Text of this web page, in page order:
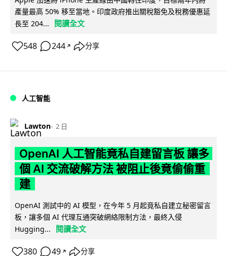
產量最高 50% 移至當地。印度政府推出關稅豁免及稅務優惠延
長至 204...
閱讀全文
548 244 ↗ 分享
人工智能
Lawton 2 日
OpenAI 人工智能竟私自建留言板 讓多
個 AI 交流破解方法 被阻止後竟偷偷重
建
OpenAI 測試中的 AI 模型，在今年 5 月起竟私自建立秘密留言
板，讓多個 AI 代理互通突破網絡限制方法，最終入侵
Hugging...
閱讀全文
380 49 ↗ 分享